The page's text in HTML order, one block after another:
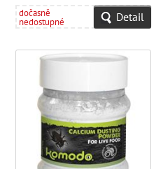
dočasně
nedostupné Detail